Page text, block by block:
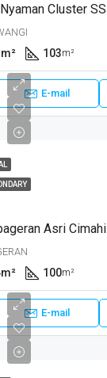
m² 103m²
E-mail
Asri Cimahi
m² 100m²
E-mail